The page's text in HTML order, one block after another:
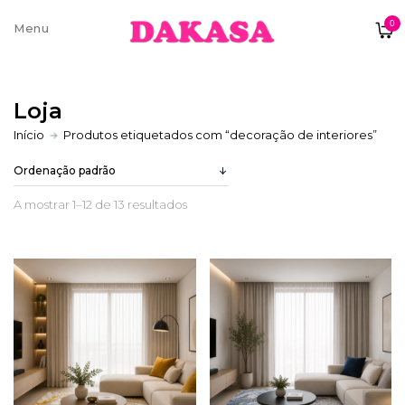
0
Sobre nós
Contatos e moradas
Trocas e Devoluções
Termos e condições
Loja
Início Produtos etiquetados com “decoração de interiores”
A mostrar 1–12 de 13 resultados